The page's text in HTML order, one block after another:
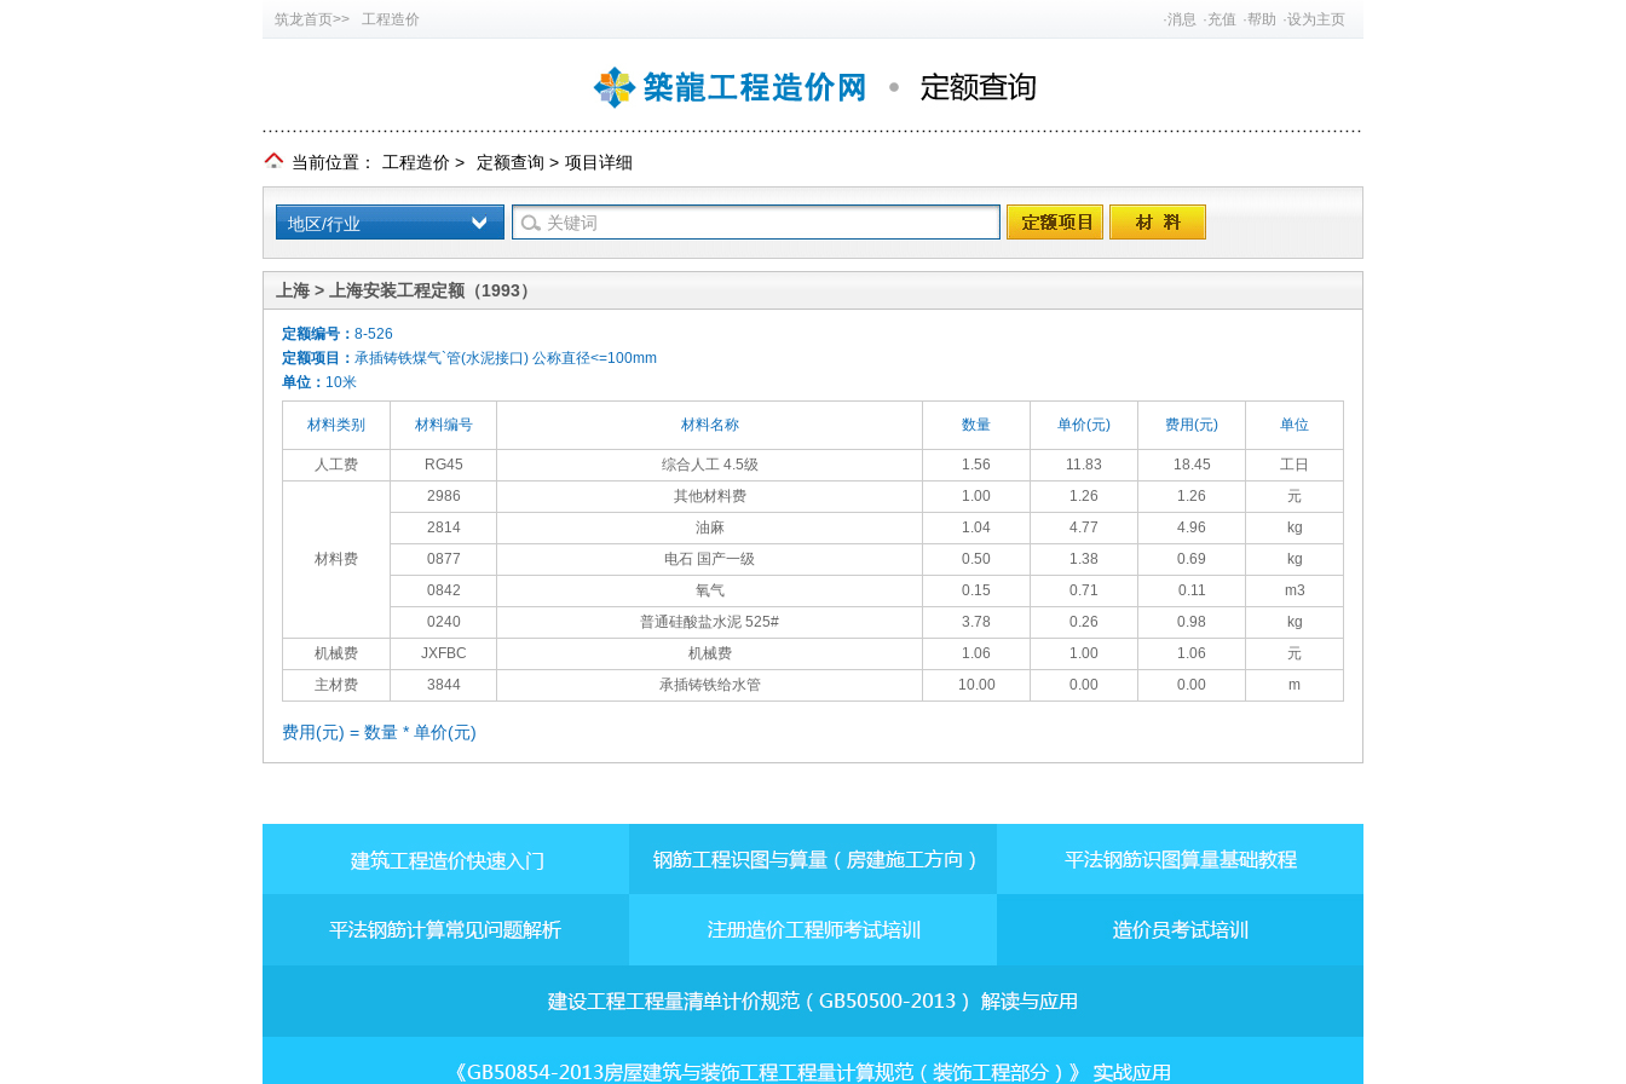
筑龙首页>> 工程造价 ·消息 ·充值 ·帮助 ·设为主页
当前位置： 工程造价 > 定额查询 > 项目详细
地区/行业
上海 > 上海安装工程定额（1993）
定额编号： 8-526
定额项目： 承插铸铁煤气`管(水泥接口) 公称直径<=100mm
单位： 10米
材料类别 材料编号 材料名称 数量 单价(元) 费用(元) 单位
人工费 RG45 综合人工 4.5级 1.56 11.83 18.45 工日
材料费
2986 其他材料费 1.00 1.26 1.26
元
2814
油麻 1.04 4.77 4.96
kg
0877
电石 国产一级 0.50 1.38 0.69
kg
0842
氧气 0.15 0.71 0.11
m3
0240
普通硅酸盐水泥 525# 3.78 0.26 0.98
kg
机械费
JXFBC 机械费 1.06 1.00 1.06
元
主材费
3844 承插铸铁给水管 10.00 0.00 0.00 m
费用(元) = 数量 * 单价(元)